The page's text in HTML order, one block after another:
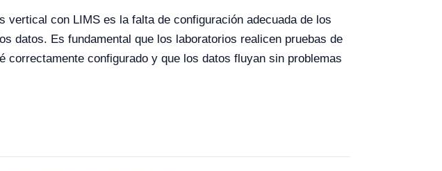
con LIMS es la falta de configuración adecuada de los
datos. Es fundamental que los laboratorios realicen pruebas de
configurado y que los datos fluyan sin problemas